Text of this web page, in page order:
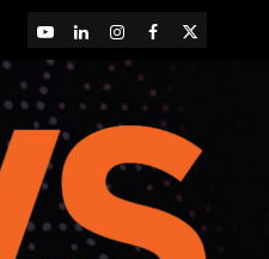
YouTubeLinkedInInstagram
Facebook
X